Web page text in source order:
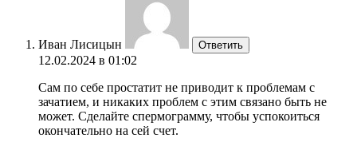
Иван Лисицын Ответить
12.02.2024 в 01:02
Сам по себе простатит не приводит к проблемам с
зачатием, и никаких проблем с этим связано быть не
может. Сделайте спермограмму, чтобы успокоиться
окончательно на сей счет.